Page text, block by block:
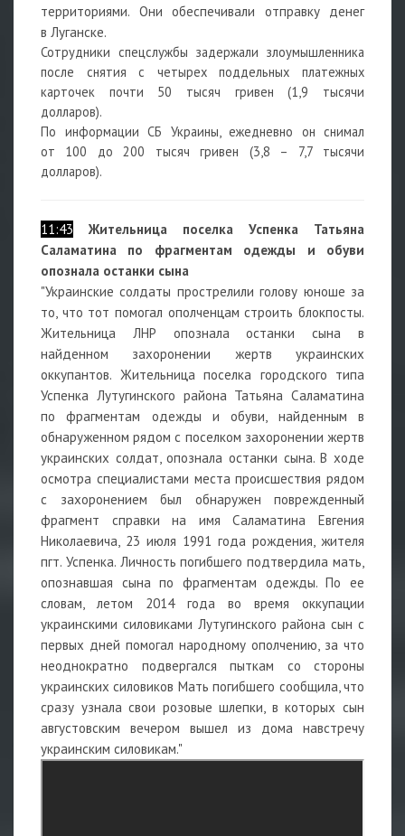
территориями. Они обеспечивали отправку денег
в Луганске.
Сотрудники спецслужбы задержали злоумышленника
после снятия с четырех поддельных платежных
карточек почти 50 тысяч гривен (1,9 тысячи
долларов).
По информации СБ Украины, ежедневно он снимал
от 100 до 200 тысяч гривен (3,8 – 7,7 тысячи
долларов).
11:43
Жительница поселка Успенка Татьяна
Саламатина по фрагментам одежды и обуви
опознала останки сына
"Украинские солдаты прострелили голову юноше за
то, что тот помогал ополченцам строить блокпосты.
Жительница ЛНР опознала останки сына в
найденном захоронении жертв украинских
оккупантов. Жительница поселка городского типа
Успенка Лутугинского района Татьяна Саламатина
по фрагментам одежды и обуви, найденным в
обнаруженном рядом с поселком захоронении жертв
украинских солдат, опознала останки сына. В ходе
осмотра специалистами места происшествия рядом
с захоронением был обнаружен поврежденный
фрагмент справки на имя Саламатина Евгения
Николаевича, 23 июля 1991 года рождения, жителя
пгт. Успенка. Личность погибшего подтвердила мать,
опознавшая сына по фрагментам одежды. По ее
словам, летом 2014 года во время оккупации
украинскими силовиками Лутугинского района сын с
первых дней помогал народному ополчению, за что
неоднократно подвергался пыткам со стороны
украинских силовиков Мать погибшего сообщила, что
сразу узнала свои розовые шлепки, в которых сын
августовским вечером вышел из дома навстречу
украинским силовикам."